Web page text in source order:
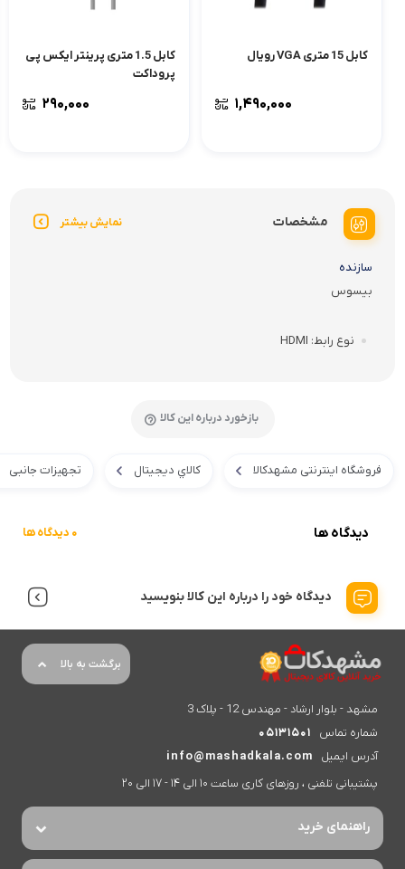
کابل 15 متری VGA رویال
۱,۴۹۰,۰۰۰
کابل 1.5 متری پرینتر ایکس پی
پروداکت
۲۹۰,۰۰۰
مشخصات نمایش بیشتر
سازنده
بیسوس
نوع رابط HDMI
بازخورد درباره این کالا
فروشگاه اینترنتی مشهدکالا کالاي ديجيتال تجهیزات جانبی
دیدگاه ها 0 دیدگاه ها
دیدگاه خود را درباره این کالا بنویسید
برگشت به بالا
مشهد - بلوار ارشاد - مهندس 12 - پلاک 3
شماره تماس
05131501
آدرس ایمیل
info@mashadkala.com
پشتیبانی تلفنی ، روزهای کاری ساعت 10 الی 14 - 17 الی 20
راهنمای خرید